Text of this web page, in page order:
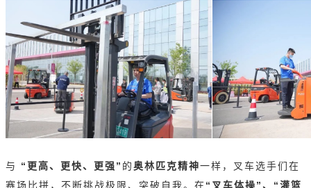
与 “更高、更快、更强” 的奥林匹克精神一样，叉车选手们在
赛场比拼，不断挑战极限、突破自我。在“叉车体操”、“灌篮